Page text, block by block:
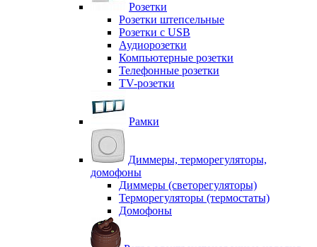
Розетки
Розетки штепсельные
Розетки с USB
Аудиорозетки
Компьютерные розетки
Телефонные розетки
TV-розетки
Рамки
Диммеры, терморегуляторы,
домофоны
Диммеры (светорегуляторы)
Терморегуляторы (термостаты)
Домофоны